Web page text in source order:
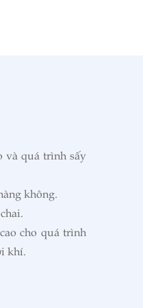
và quá trình sấy
không.
cho quá trình
khí.